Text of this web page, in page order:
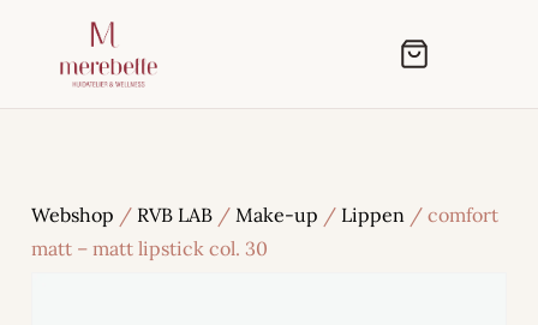
Webshop / RVB LAB / Make-up / Lippen / comfort
matt – matt lipstick col. 30